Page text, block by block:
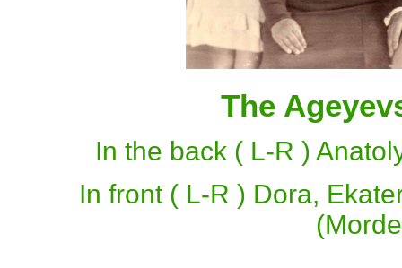
The
In the back ( L-R )
In front ( L-R ) Dora,